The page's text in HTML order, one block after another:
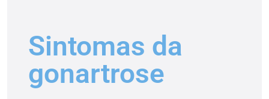
Sintomas da
gonartrose